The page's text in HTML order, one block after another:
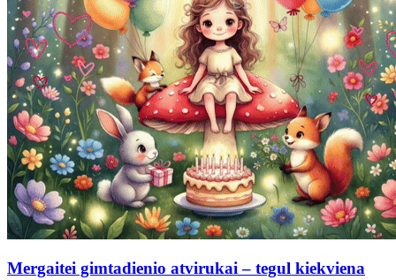
Mergaitei gimtadienio atvirukai – tegul kiekviena